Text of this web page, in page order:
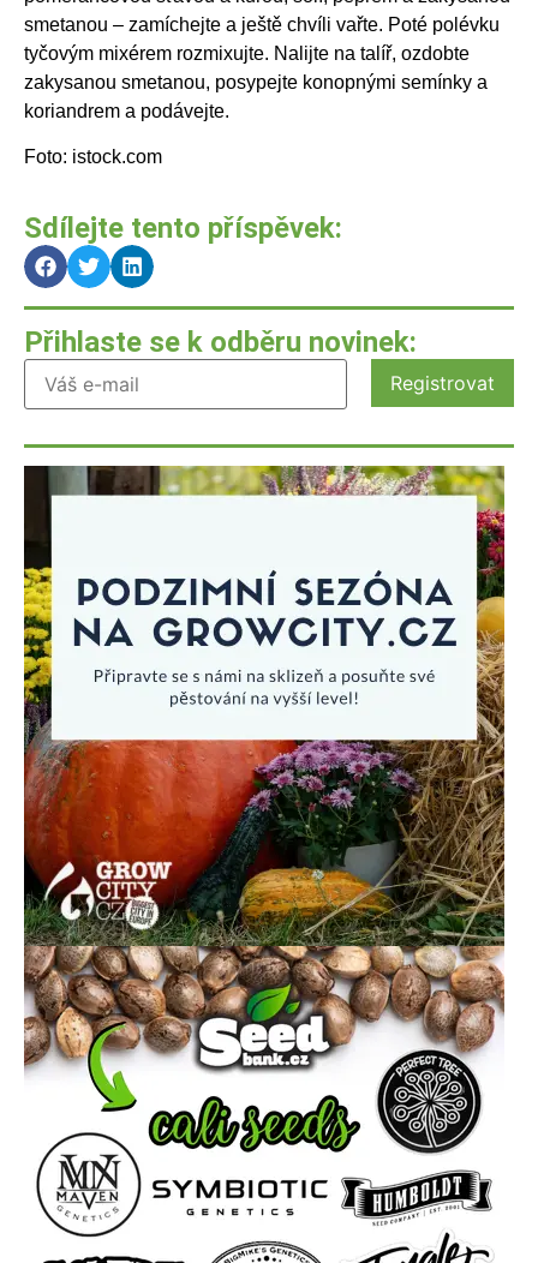
smetanou – zamíchejte a ještě chvíli vařte. Poté polévku
tyčovým mixérem rozmixujte. Nalijte na talíř, ozdobte
zakysanou smetanou, posypejte konopnými semínky a
koriandrem a podávejte.
Foto: istock.com
Sdílejte tento příspěvek:
Přihlaste se k odběru novinek: